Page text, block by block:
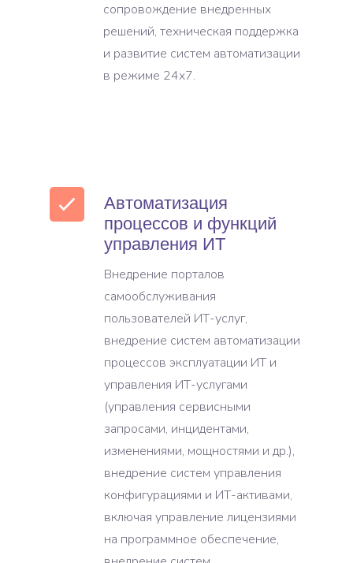
сопровождение внедренных
решений, техническая поддержка
и развитие систем автоматизации
в режиме 24x7.
Автоматизация
процессов и функций
управления ИТ
Внедрение порталов
самообслуживания
пользователей ИТ-услуг,
внедрение систем автоматизации
процессов эксплуатации ИТ и
управления ИТ-услугами
(управления сервисными
запросами, инцидентами,
изменениями, мощностями и др.),
внедрение систем управления
конфигурациями и ИТ-активами,
включая управление лицензиями
на программное обеспечение,